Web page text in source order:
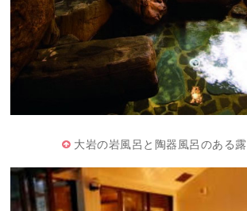
大岩の岩風呂と陶器風呂のある